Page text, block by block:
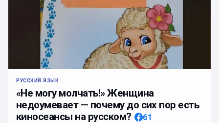
РУССКИЙ ЯЗЫК
«Не могу молчать!» Женщина
недоумевает — почему до сих пор есть
киносеансы на русском?
61